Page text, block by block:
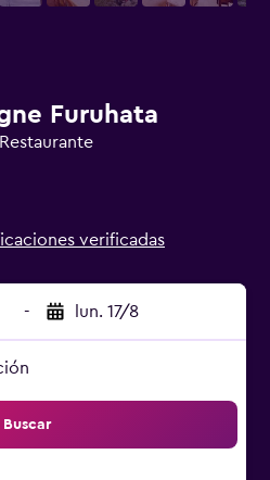
Furuhata
verificadas
- lun. 17/8
Buscar